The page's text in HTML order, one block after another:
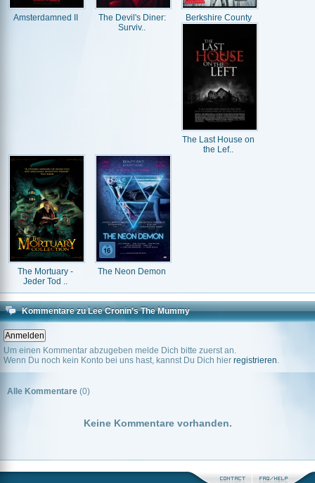
Amsterdamned II
The Devil's Diner:
Surviv..
Berkshire County
The Last House on
the Lef..
The Mortuary -
Jeder Tod ..
The Neon Demon
Kommentare zu Lee Cronin's The Mummy
Um einen Kommentar abzugeben melde Dich bitte zuerst an.
Wenn Du noch kein Konto bei uns hast, kannst Du Dich hier registrieren.
Alle Kommentare (0)
Keine Kommentare vorhanden.